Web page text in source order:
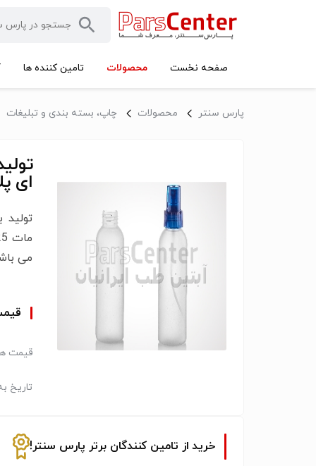
صفحه نخست محصولات تامین کننده ها
پارس سنتر محصولات چاپ، بسته بندی و تبلیغات
ای
می
قیمت
تاریخ
خرید از تامین کنندگان برتر پارس سنتر!